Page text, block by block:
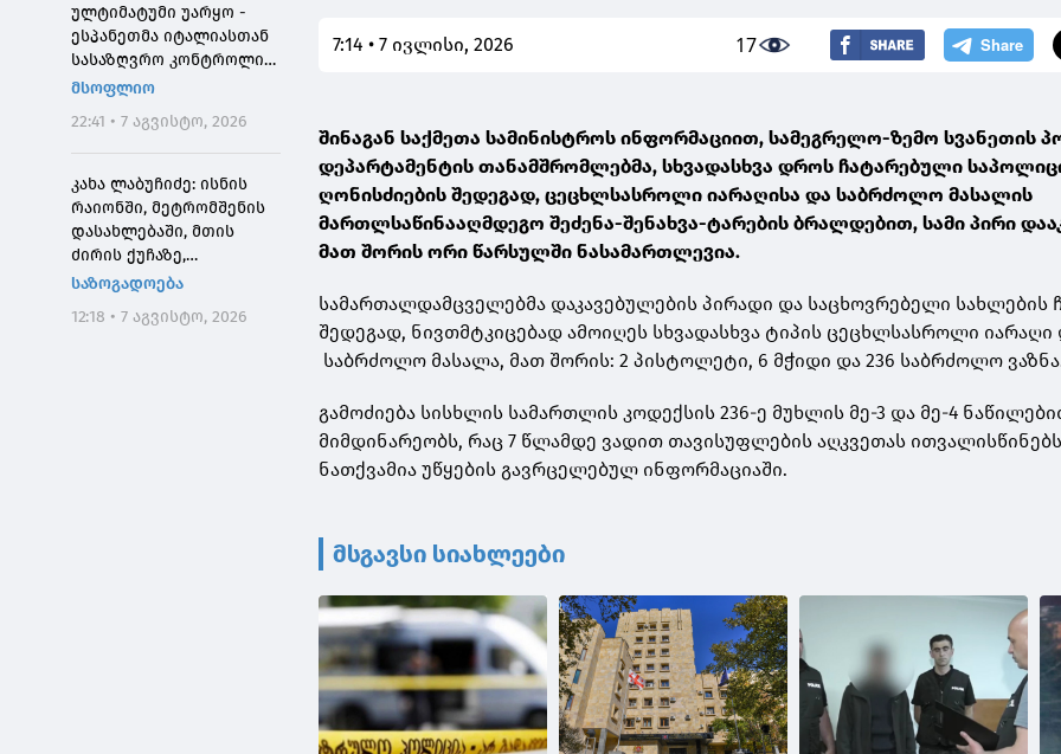
ულტიმატუმი უარყო -
ესპანეთმა იტალიასთან
სასაზღვრო კონტროლი
დააწესა
მსოფლიო
22:41 • 7 აგვისტო, 2026
კახა ლაბუჩიძე: ისნის
რაიონში, მეტრომშენის
დასახლებაში, მთის
ძირის ქუჩაზე,
მასშტაბური
სამუშაოები ჩატარდება
საზოგადოება
12:18 • 7 აგვისტო, 2026
7:14 • 7 ივლისი, 2026 17
შინაგან საქმეთა სამინისტროს ინფორმაციით, სამეგრელო-ზემო სვანეთის
დეპარტამენტის თანამშრომლებმა, სხვადასხვა დროს ჩატარებული
ღონისძიების შედეგად, ცეცხლსასროლი იარაღისა და საბრძოლო მასალის
მართლსაწინააღმდეგო შეძენა-შენახვა-ტარების ბრალდებით, სამი პირი
მათ შორის ორი წარსულში ნასამართლევია.
სამართალდამცველებმა დაკავებულების პირადი და საცხოვრებელი სახლების
შედეგად, ნივთმტკიცებად ამოიღეს სხვადასხვა ტიპის ცეცხლსასროლი იარაღი
საბრძოლო მასალა, მათ შორის: 2 პისტოლეტი, 6 მჭიდი და 236 საბრძოლო
გამოძიება სისხლის სამართლის კოდექსის 236-ე მუხლის მე-3 და მე-4
მიმდინარეობს, რაც 7 წლამდე ვადით თავისუფლების აღკვეთას
ნათქვამია უწყების გავრცელებულ ინფორმაციაში.
მსგავსი სიახლეები